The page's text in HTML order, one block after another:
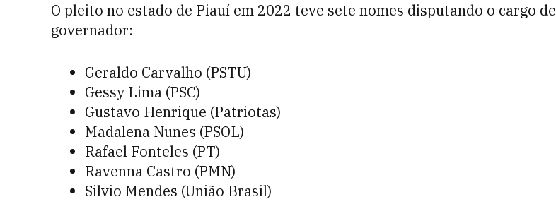
O pleito no estado de Piauí em 2022 teve sete nomes disputando o cargo de
governador:
Geraldo Carvalho (PSTU)
Gessy Lima (PSC)
Gustavo Henrique (Patriotas)
Madalena Nunes (PSOL)
Rafael Fonteles (PT)
Ravenna Castro (PMN)
Silvio Mendes (União Brasil)